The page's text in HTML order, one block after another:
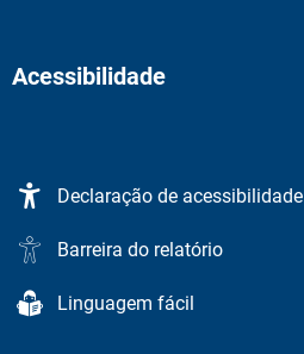
Acessibilidade
Declaração de acessibilidade
Barreira do relatório
Linguagem fácil